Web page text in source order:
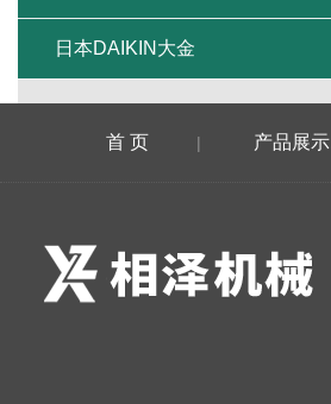
日本DAIKIN大金
首 页 | 产品展示